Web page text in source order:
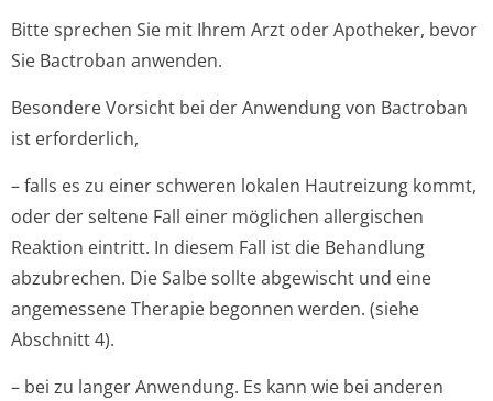
Bitte sprechen Sie mit Ihrem Arzt oder Apotheker, bevor
Sie Bactroban anwenden.
Besondere Vorsicht bei der Anwendung von Bactroban
ist erforderlich,
– falls es zu einer schweren lokalen Hautreizung kommt,
oder der seltene Fall einer möglichen allergischen
Reaktion eintritt. In diesem Fall ist die Behandlung
abzubrechen. Die Salbe sollte abgewischt und eine
angemessene Therapie begonnen werden. (siehe
Abschnitt 4).
– bei zu langer Anwendung. Es kann wie bei anderen